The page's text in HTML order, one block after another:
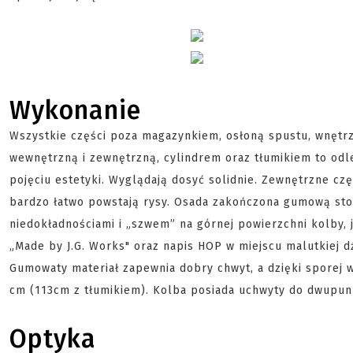
Wykonanie
Wszystkie części poza magazynkiem, osłoną spustu,
wewnętrzną i zewnętrzną, cylindrem oraz tłumikiem to
pojęciu estetyki. Wyglądają dosyć solidnie. Zewnętrzne
bardzo łatwo powstają rysy. Osada zakończona gumową
niedokładnościami i „szwem” na górnej powierzchni
„Made by J.G. Works" oraz napis HOP w miejscu
Gumowaty materiał zapewnia dobry chwyt, a dzięki
cm (113cm z tłumikiem). Kolba posiada uchwyty do
Optyka